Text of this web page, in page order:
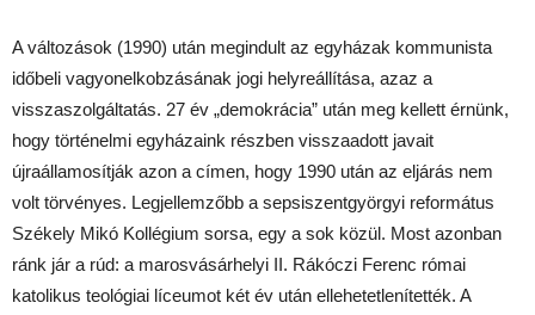
A változások (1990) után megindult az egyházak kommunista
időbeli vagyonelkobzásának jogi helyreállítása, azaz a
visszaszolgáltatás. 27 év „demokrácia” után meg kellett érnünk,
hogy történelmi egyházaink részben visszaadott javait
újraállamosítják azon a címen, hogy 1990 után az eljárás nem
volt törvényes. Legjellemzőbb a sepsiszentgyörgyi református
Székely Mikó Kollégium sorsa, egy a sok közül. Most azonban
ránk jár a rúd: a marosvásárhelyi II. Rákóczi Ferenc római
katolikus teológiai líceumot két év után ellehetetlenítették. A